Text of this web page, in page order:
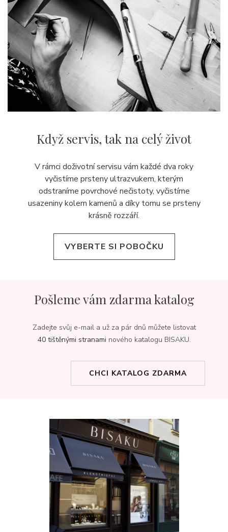
Když servis,tak na celý život
V rámci doživotní servisu vám každé dva roky
vyčistíme prsteny ultrazvukem, kterým
odstraníme povrchové nečistoty, vyčistíme
usazeniny kolem kamenů a díky tomu se prsteny
krásně rozzáří.
VYBERTE SI POBOČKU
Pošleme vám zdarma katalog
Zadejte svůj e-mail a už za pár dnů můžete listovat
40 tištěnými stranami nového katalogu BISAKU.
CHCI KATALOG ZDARMA